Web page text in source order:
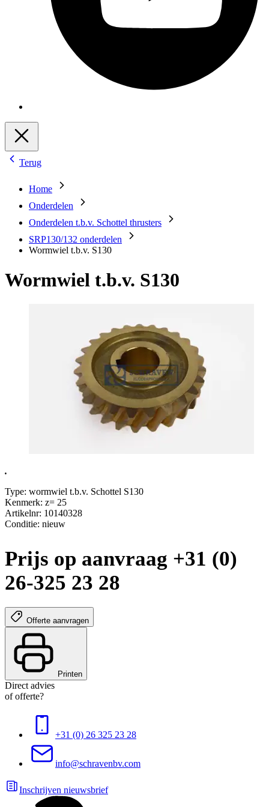
Terug
Home
Onderdelen
Onderdelen t.b.v. Schottel thrusters
SRP130/132 onderdelen
Wormwiel t.b.v. S130
Wormwiel t.b.v. S130
.
Type: wormwiel t.b.v. Schottel S130
Kenmerk: z= 25
Artikelnr: 10140328
Conditie: nieuw
Prijs op aanvraag +31 (0)
26-325 23 28
Offerte aanvragen
Printen
Direct advies
of offerte?
+31 (0) 26 325 23 28
info@schravenbv.com
Inschrijven nieuwsbrief